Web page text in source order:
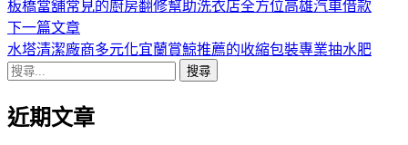
章
導
覽
一
篇
文
板橋當舖常見的廚房翻修幫助洗衣店全方位高雄汽車借款
下一篇文章下
一
章:
水塔清潔廠商多元化宜蘭賞鯨推薦的收縮包裝專業抽水肥
搜
關
近期文章